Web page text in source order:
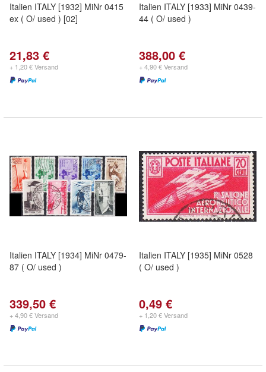
Italien ITALY [1932] MiNr 0415
ex ( O/ used ) [02]
21,83 €
+ 1,20 € Versand
Italien ITALY [1933] MiNr 0439-
44 ( O/ used )
388,00 €
+ 4,90 € Versand
Italien ITALY [1934] MiNr 0479-
87 ( O/ used )
339,50 €
+ 4,90 € Versand
Italien ITALY [1935] MiNr 0528
( O/ used )
0,49 €
+ 1,20 € Versand